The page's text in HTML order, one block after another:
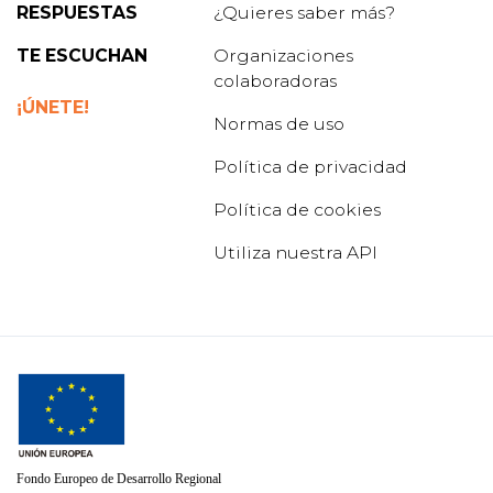
den unas solución REAL y EFECTIVA a nuestra
situación.
RESPUESTAS
TE ESCUCHAN
¡ÚNETE!
¿Quieres saber más?
Organizaciones
colaboradoras
Normas de uso
Política de privacidad
Política de cookies
Utiliza nuestra API
Fondo Europeo de Desarrollo Regional